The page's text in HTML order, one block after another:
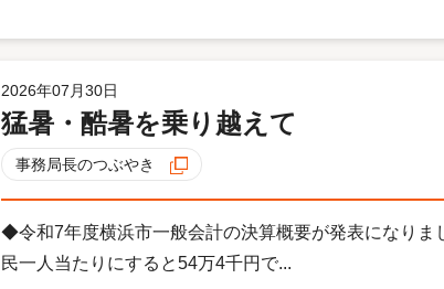
2026年07月30日
猛暑・酷暑を乗り越えて
事務局長のつぶやき
◆令和7年度横浜市一般会計の決算概要が発表になり
民一人当たりにすると54万4千円で...